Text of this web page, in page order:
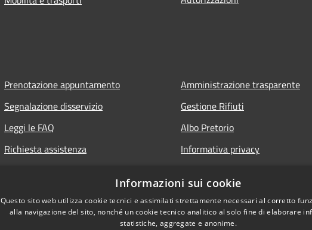
Prenotazione appuntamento
Segnalazione disservizio
Leggi le FAQ
Richiesta assistenza
Amministrazione trasparente
Gestione Rifiuti
Albo Pretorio
Informativa privacy
Dichiarazione di accessibilità
Informazioni sui cookie
Questo sito web utilizza cookie tecnici e assimilati strettamente necessari al corretto
alla navigazione del sito, nonché un cookie tecnico analitico al solo fine di elaborare
statistiche, aggregate e anonime.